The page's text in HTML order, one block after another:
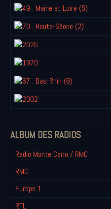
ALBUM DES RADIOS
Radio Monte Carlo / RMC
RMC
Europe 1
RTL